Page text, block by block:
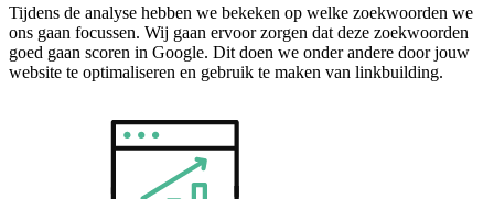
Tijdens de analyse hebben we bekeken op welke zoekwoorden we
ons gaan focussen. Wij gaan ervoor zorgen dat deze zoekwoorden
goed gaan scoren in Google. Dit doen we onder andere door jouw
website te optimaliseren en gebruik te maken van linkbuilding.